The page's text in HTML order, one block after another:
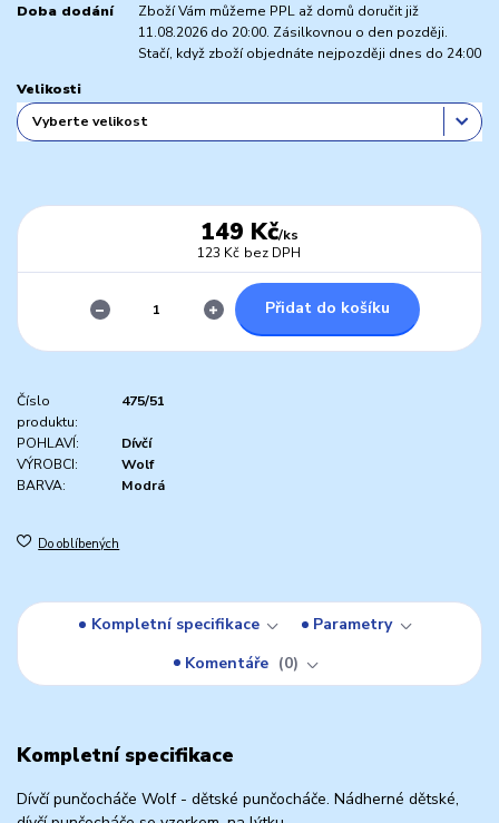
Doba dodání
Zboží Vám můžeme PPL až domů doručit již
11.08.2026 do 20:00. Zásilkovnou o den později.
Stačí, když zboží objednáte nejpozději dnes do 24:00
Velikosti
149 Kč/ks
123 Kč bez DPH
Přidat do košíku
Číslo
produktu:
475/51
POHLAVÍ:
Dívčí
VÝROBCI:
Wolf
BARVA:
Modrá
Do oblíbených
Kompletní specifikace
Parametry
Komentáře
0
Kompletní specifikace
Dívčí punčocháče Wolf - dětské punčocháče. Nádherné dětské,